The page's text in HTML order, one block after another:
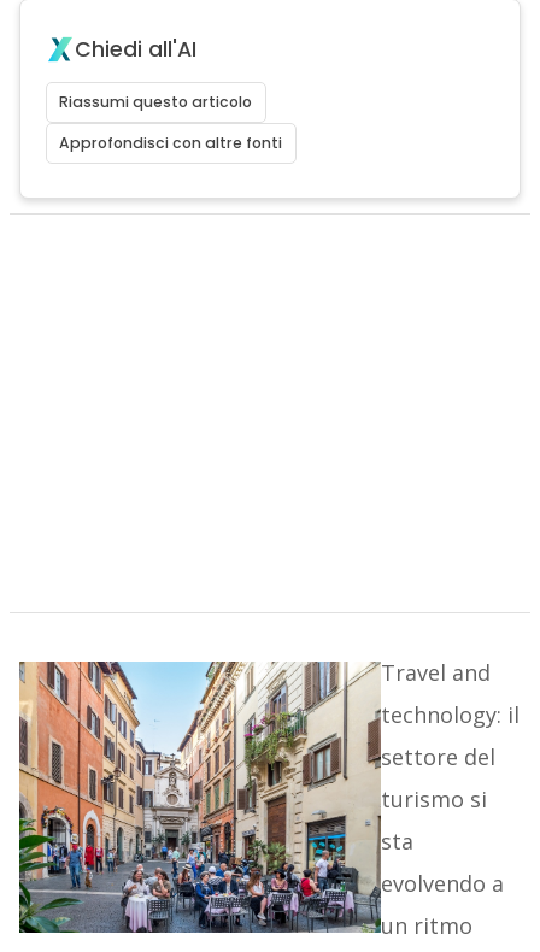
Chiedi all'AI
Riassumi questo articolo
Approfondisci con altre fonti
Travel and
technology: il
settore del
turismo si
sta
evolvendo a
un ritmo